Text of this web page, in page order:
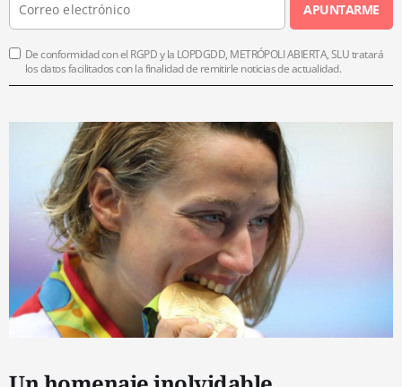
APUNTARME
De conformidad con el RGPD y la LOPDGDD, METRÓPOLI ABIERTA, SLU tratará
los datos facilitados con la finalidad de remitirle noticias de actualidad.